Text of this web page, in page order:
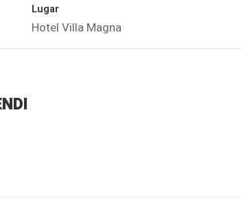
Lugar
Hotel Villa Magna